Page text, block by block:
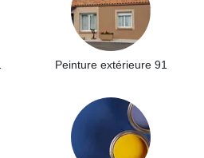
Peinture extérieure 91